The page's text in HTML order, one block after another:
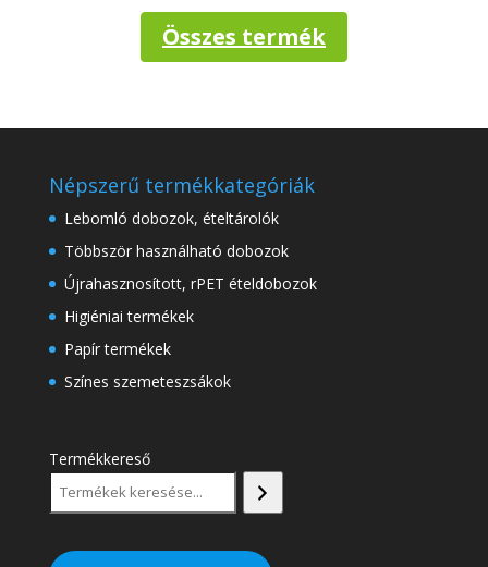
Összes termék
Népszerű termékkategóriák
Lebomló dobozok, ételtárolók
Többször használható dobozok
Újrahasznosított, rPET ételdobozok
Higiéniai termékek
Papír termékek
Színes szemeteszsákok
Termékkereső